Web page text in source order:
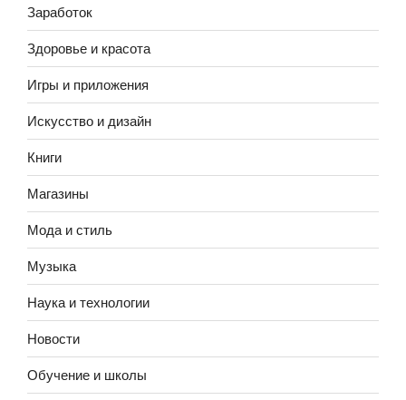
Заработок
Здоровье и красота
Игры и приложения
Искусство и дизайн
Книги
Магазины
Мода и стиль
Музыка
Наука и технологии
Новости
Обучение и школы